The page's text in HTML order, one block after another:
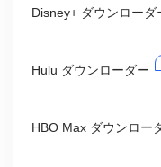
Disney+ ダウンローダ
Hulu ダウンローダー
HBO Max ダウンロー